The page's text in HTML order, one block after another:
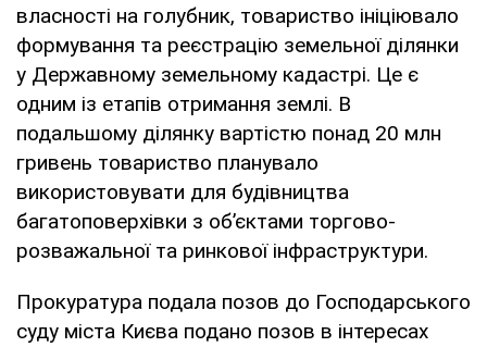
власності на голубник, товариство ініціювало
формування та реєстрацію земельної ділянки
у Державному земельному кадастрі. Це є
одним із етапів отримання землі. В
подальшому ділянку вартістю понад 20 млн
гривень товариство планувало
використовувати для будівництва
багатоповерхівки з об’єктами торгово-
розважальної та ринкової інфраструктури.
Прокуратура подала позов до Господарського
суду міста Києва подано позов в інтересах